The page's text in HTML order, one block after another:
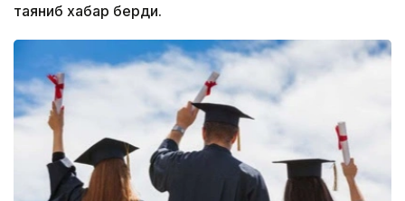
таяниб хабар берди.